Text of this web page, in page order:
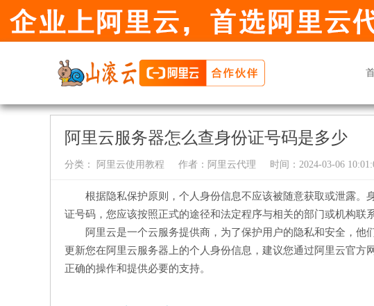
阿里云服务器怎么查身份证号码是多少
分类： 阿里云使用教程 作者： 阿里云代理 时间：2024-03-06
根据隐私保护原则，个人身份信息不应该被随意获取或泄露
证号码，您应该按照正式的途径和法定程序与相关的部门或机构联
阿里云是一个云服务提供商，为了保护用户的隐私和安全，
更新您在阿里云服务器上的个人身份信息，建议您通过阿里云官
正确的操作和提供必要的支持。